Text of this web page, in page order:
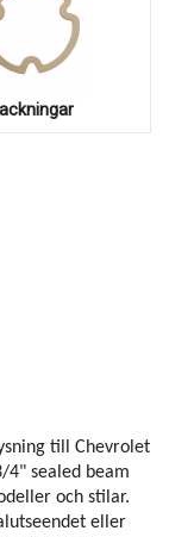
till Chevrolet
4" sealed beam
och stilar.
eller